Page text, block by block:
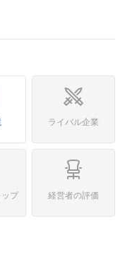
ライバル企業
プ 経営者の評価